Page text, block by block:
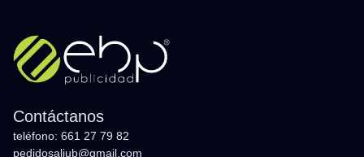
Contáctanos
teléfono: 661 27 79 82
pedidosaljub@gmail.com